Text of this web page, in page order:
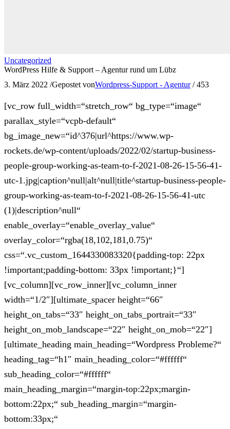
Uncategorized
WordPress Hilfe & Support – Agentur rund um Lübz
3. März 2022 /Gepostet vonWordpress-Support - Agentur / 453
[vc_row full_width=“stretch_row“ bg_type=“image“
parallax_style=“vcpb-default“
bg_image_new=“id^376|url^https://www.wp-
rockets.de/wp-content/uploads/2022/02/startup-business-
people-group-working-as-team-to-f-2021-08-26-15-56-41-
utc-1.jpg|caption^null|alt^null|title^startup-business-people-
group-working-as-team-to-f-2021-08-26-15-56-41-utc
(1)|description^null“
enable_overlay=“enable_overlay_value“
overlay_color=“rgba(18,102,181,0.75)“
css=“.vc_custom_1644330083320{padding-top: 22px
!important;padding-bottom: 33px !important;}“]
[vc_column][vc_row_inner][vc_column_inner
width=“1/2″][ultimate_spacer height=“66″
height_on_tabs=“33″ height_on_tabs_portrait=“33″
height_on_mob_landscape=“22″ height_on_mob=“22″]
[ultimate_heading main_heading=“Wordpress Probleme?“
heading_tag=“h1″ main_heading_color=“#ffffff“
sub_heading_color=“#ffffff“
main_heading_margin=“margin-top:22px;margin-
bottom:22px;“ sub_heading_margin=“margin-
bottom:33px;“